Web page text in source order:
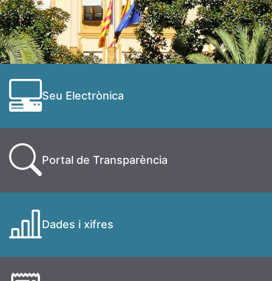
Seu Electrònica
Portal de Transparència
Dades i xifres